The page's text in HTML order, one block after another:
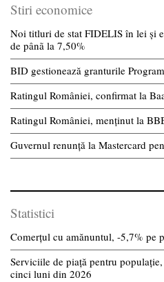
Stiri economice
Noi titluri de stat FIDELIS în lei și
de pânã la 7,50%
BID gestionează granturile
Ratingul României, confirmat la
Ratingul României, menținut la
Guvernul renunță la Mastercard
Statistici
Comerțul cu amănuntul, -5,7% pe
Serviciile de piață pentru
cinci luni din 2026